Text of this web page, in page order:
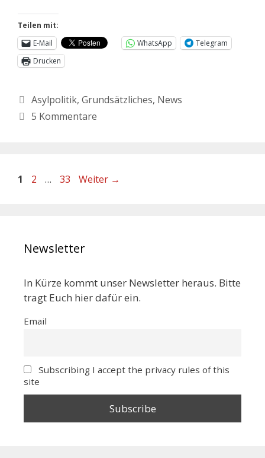
Teilen mit:
E-Mail
WhatsApp
Telegram
Drucken
Asylpolitik, Grundsätzliches, News
5 Kommentare
1 2 … 33 Weiter →
Newsletter
In Kürze kommt unser Newsletter heraus. Bitte
tragt Euch hier dafür ein.
Email
Subscribing I accept the privacy rules of this
site